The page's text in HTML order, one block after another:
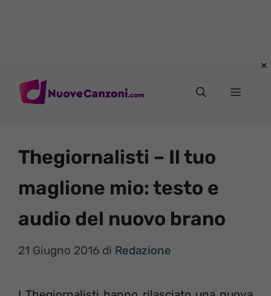
Menu
Thegiornalisti – Il tuo
maglione mio: testo e
audio del nuovo brano
21 Giugno 2016 di Redazione